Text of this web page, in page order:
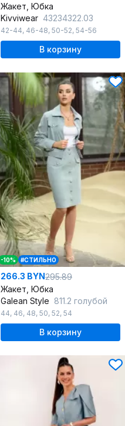
Жакет, Юбка
Kivviwear 43234322.03
42-44, 46-48, 50-52, 54-56
В корзину
-10% #СТИЛЬНО
266.3 BYN295.89
Жакет, Юбка
Galean Style 811.2 голубой
44, 46, 48, 50, 52, 54
В корзину